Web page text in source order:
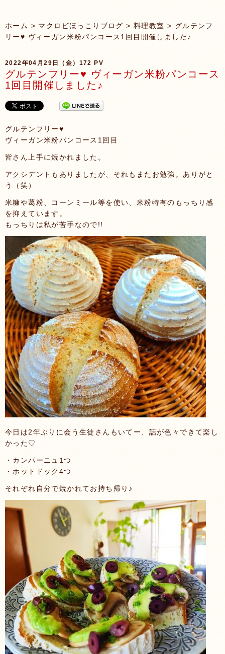
ホーム > マクロビほっこりブログ >料理教室 > グルテンフ
リー♥ ヴィーガン米粉パンコース1回目開催しました♪
2022年04月29日（金） 172 PV
グルテンフリー♥ ヴィーガン米粉パンコース
1回目開催しました♪
グルテンフリー♥
ヴィーガン米粉パンコース1回目
皆さん上手に焼かれました。
アクシデントもありましたが、それもまたお勉強。ありがと
う（笑）
米糠や葛粉、コーンミール等を使い、米粉特有のもっちり感
を抑えています。
もっちりは私が苦手なので!!
今日は2年ぶりに会う生徒さんもいてー、話が色々できて楽し
かった♡
・カンパーニュ1つ
・ホットドック4つ
それぞれ自分で焼かれてお持ち帰り♪